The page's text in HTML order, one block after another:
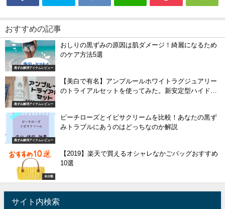
おすすめの記事
黒ずみ解消アイテムレビュー
おしりの黒ずみの原因は肌ダメージ！綺麗になるため
のケア方法5選
黒ずみ解消アイテムレビュー
【美白で有名】アンプルールホワイトラグジュアリー
のトライアルセットを使ってみた。新安定型ハイドロ
黒ずみ解消アイテムレビュー
ピーチローズとイビサクリームを比較！あなたの黒ず
みトラブルにあうのはどっちなのか解説
未分類
【2019】楽天で買えるオシャレなかごバッグおすすめ
10選
サイト内検索